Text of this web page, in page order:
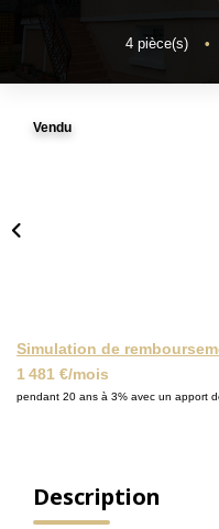
4 pièce(s) •
Vendu
Simulation de
1 481 €/mois
pendant 20 ans à 3% avec un apport
Description